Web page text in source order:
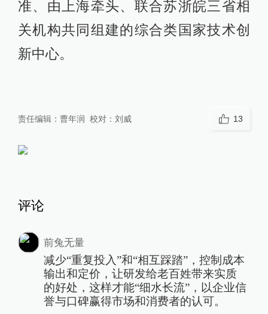
准、由上海牵头、联合苏浙皖三省相
关机构共同组建的综合类国家技术创
新中心。
责任编辑： 曹年润 校对： 刘威 13
评论
前兔无量
减少“重复投入”和“相互踩踏”，控制成本
输出和定价，让研发给老百姓带来实质
的好处，这样才能“细水长流”，以企业信
誉与口碑赢得市场和消费者的认可。